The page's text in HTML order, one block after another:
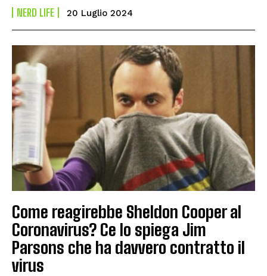
NERD LIFE 20 Luglio 2024
Come reagirebbe Sheldon Cooper al
Coronavirus? Ce lo spiega Jim
Parsons che ha davvero contratto il
virus